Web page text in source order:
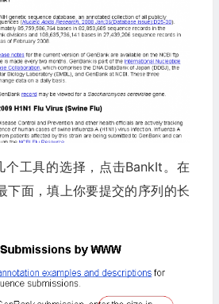
个工具的选择，点击BankIt。在
下面，填上你要提交的序列的长